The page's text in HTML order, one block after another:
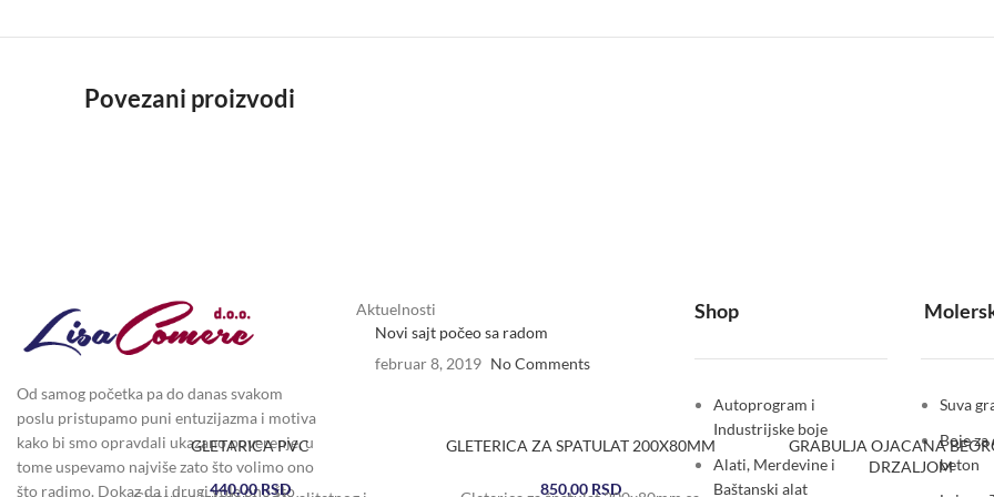
Povezani proizvodi
GLETARICA PVC
440,00RSD
GLETERICA ZA SPATULAT 200X80MM
850,00 RSD
GRABULJA OJACANA
DRZALJOM
Od samog početka pa do danas svakom
poslu pristupamo puni entuzijazma i motiva
kako bi smo opravdali ukazano poverenje, u
tome uspevamo najviše zato što volimo ono
što radimo. Dokaz da i drugi vole ono što
Aktuelnosti
Novi sajt počeo sa radom
februar 8, 2019 No Comments
Shop
Autoprogram i
Industrijske boje
Alati, Merdevine i
Baštanski alat
Suva
Boje za
beton